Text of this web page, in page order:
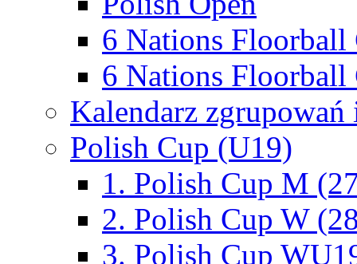
6 Nations Floorball
6 Nations Floorball
Kalendarz
Polish Cup (U19)
1. Polish Cup M
2. Polish Cup W
3. Polish Cup